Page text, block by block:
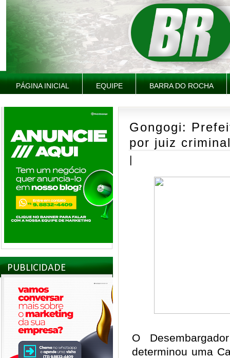
PÁGINA INICIAL EQUIPE BARRA DO ROCHA
PUBLICIDADE
Gongogi:
por juiz
|
O
determinou uma